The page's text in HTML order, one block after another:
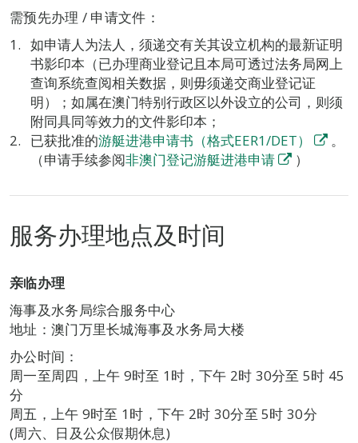
需预先办理 / 申请文件：
如申请人为法人，须递交有关其设立机构的最新证明
书影印本（已办理商业登记且本局可透过法务局网上
查询系统查阅相关数据，则毋须递交商业登记证
明）；如属在澳门特别行政区以外设立的公司，则须
附同具同等效力的文件影印本；
已获批准的游艇进港申请书（格式EER1/DET）
。
（申请手续参阅非澳门登记游艇进港申请 ）
服务办理地点及时间
亲临办理
海事及水务局综合服务中心
地址：澳门万里长城海事及水务局大楼
办公时间：
周一至周四，上午 9时至 1时，下午 2时 30分至 5时 45
分
周五，上午 9时至 1时，下午 2时 30分至 5时 30分
(周六、日及公众假期休息)